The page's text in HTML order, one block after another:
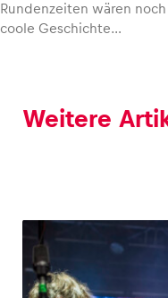
Rundenzeiten wären
coole Geschichte…
Weitere